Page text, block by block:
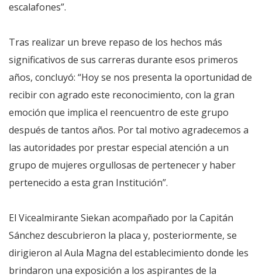
escalafones”.
Tras realizar un breve repaso de los hechos más
significativos de sus carreras durante esos primeros
años, concluyó: “Hoy se nos presenta la oportunidad de
recibir con agrado este reconocimiento, con la gran
emoción que implica el reencuentro de este grupo
después de tantos años. Por tal motivo agradecemos a
las autoridades por prestar especial atención a un
grupo de mujeres orgullosas de pertenecer y haber
pertenecido a esta gran Institución”.
El Vicealmirante Siekan acompañado por la Capitán
Sánchez descubrieron la placa y, posteriormente, se
dirigieron al Aula Magna del establecimiento donde les
brindaron una exposición a los aspirantes de la